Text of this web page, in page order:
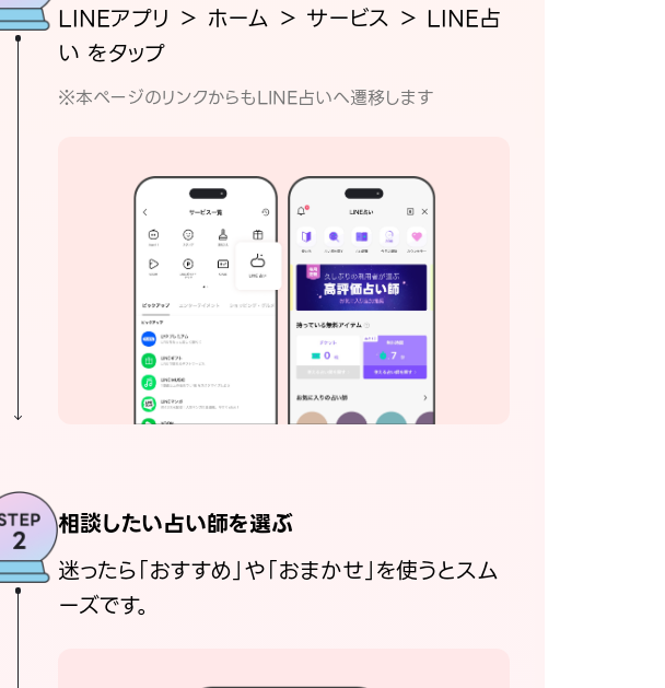
LINEアプリ ＞ ホーム ＞ サービス ＞ LINE占
い をタップ
※本ページのリンクからもLINE占いへ遷移します
相談したい占い師を選ぶ
迷ったら「おすすめ」や「おまかせ」を使うとスム
ーズです。